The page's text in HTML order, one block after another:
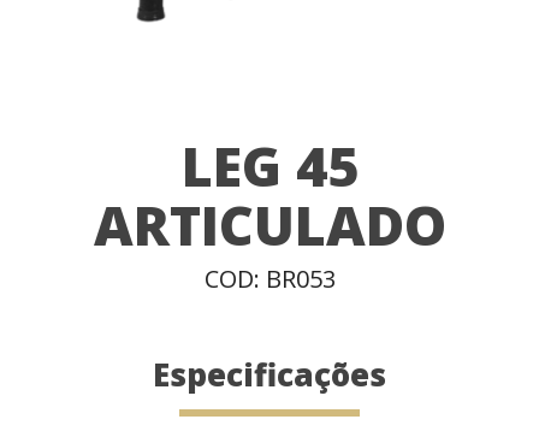
LEG 45
ARTICULADO
COD: BR053
Especificações